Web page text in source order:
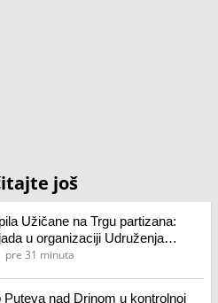
još
Užičane na Trgu partizana:
u organizaciji Udruženja
pre 31 minuta
nad Drinom u kontrolnoj